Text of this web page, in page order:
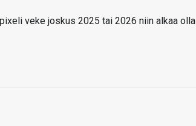
veke joskus 2025 tai 2026 niin alkaa olla